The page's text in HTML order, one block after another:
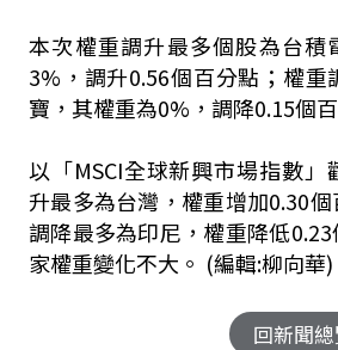
本次權重調升最多個股為台積
3%，調升0.56個百分點；權重
寶，其權重為0%，調降0.15個
以「MSCI全球新興市場指數」
升最多為台灣，權重增加0.30
調降最多為印尼，權重降低
家權重變化不大。 (編輯:柳向華)
回新聞